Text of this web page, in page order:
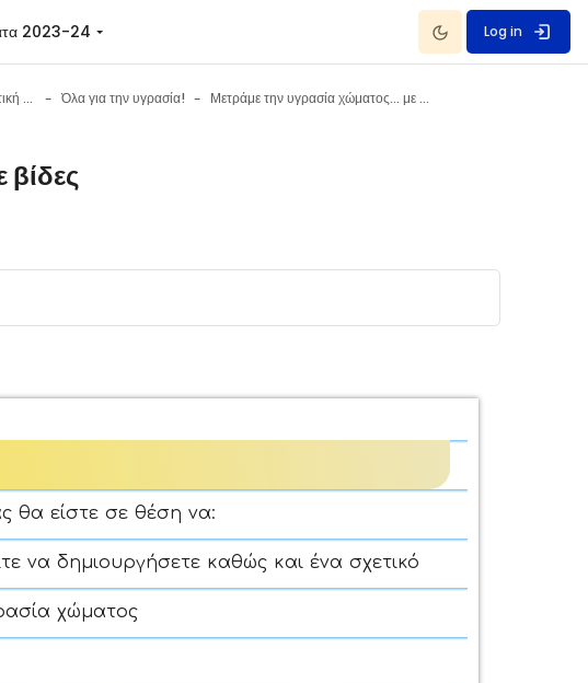
2023-24 Dark Mode
Log in
STEM4 - Εκπαιδευτική ρομποτική με το Micro:bit Όλα για την υγρασία! Μετράμε την υγρασία χώματος... με βίδες
θα είστε σε θέση να:
να δημιουργήσετε καθώς και ένα σχετικό
χώματος